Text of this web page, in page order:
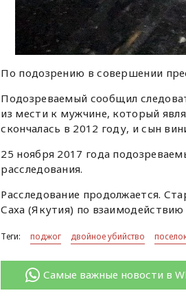
По подозрению в совершении
Подозреваемый сообщил
из мести к мужчине, который
скончалась в 2012 году, и сын
25 ноября 2017 года
расследования.
Расследование продолжается.
Саха (Якутия) по
Теги: поджог двойное убийство
Самые важные новости в